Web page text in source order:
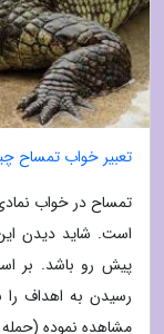
تعبیر خواب تمساح
تمساح در خواب
است. شاید دیدن
پیش رو باشد. بر
رسیدن به اهداف
مشاهده نموده